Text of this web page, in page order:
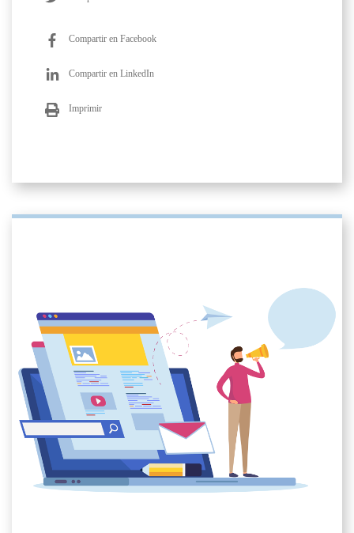
Compartir en Facebook
Compartir en LinkedIn
Imprimir